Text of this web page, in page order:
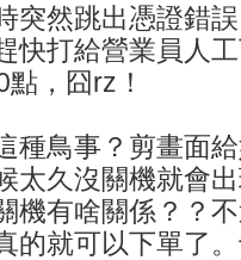
突然跳出憑證錯
快打給營業員人
，囧rz！
種鳥事？剪畫面
太久沒關機就會
機有啥關係？？
的就可以下單了